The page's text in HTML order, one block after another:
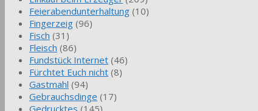
Feierabendunterhaltung (10)
Fingerzeig (96)
Fisch (31)
Fleisch (86)
Fundstück Internet (46)
Fürchtet Euch nicht (8)
Gastmahl (94)
Gebrauchsdinge (17)
Gedrucktes (145)